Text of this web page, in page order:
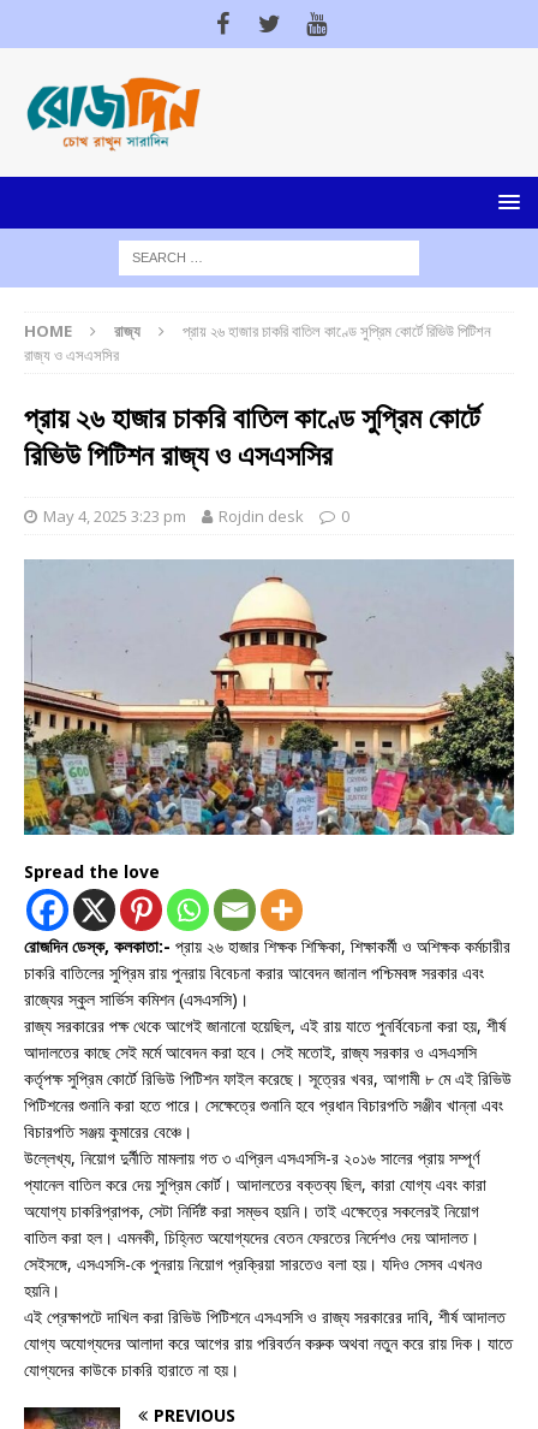
HOME রাজ্য
প্রায় ২৬ হাজার চাকরি বাতিল কাণ্ডে সুপ্রিম কোর্টে রিভিউ পিটিশন
রাজ্য ও এসএসসির
প্রায় ২৬ হাজার চাকরি বাতিল কাণ্ডে সুপ্রিম কোর্টে
রিভিউ পিটিশন রাজ্য ও এসএসসির
May 4, 2025 3:23 pm Rojdin desk 0
Spread the love
রোজদিন ডেস্ক, কলকাতা:- প্রায় ২৬ হাজার শিক্ষক শিক্ষিকা, শিক্ষাকর্মী ও অশিক্ষক কর্মচারীর
চাকরি বাতিলের সুপ্রিম রায় পুনরায় বিবেচনা করার আবেদন জানাল পশ্চিমবঙ্গ সরকার এবং
রাজ্যের স্কুল সার্ভিস কমিশন (এসএসসি)।
রাজ্য সরকারের পক্ষ থেকে আগেই জানানো হয়েছিল, এই রায় যাতে পুনর্বিবেচনা করা হয়, শীর্ষ
আদালতের কাছে সেই মর্মে আবেদন করা হবে। সেই মতোই, রাজ্য সরকার ও এসএসসি
কর্তৃপক্ষ সুপ্রিম কোর্টে রিভিউ পিটিশন ফাইল করেছে। সূত্রের খবর, আগামী ৮ মে এই রিভিউ
পিটিশনের শুনানি করা হতে পারে। সেক্ষেত্রে শুনানি হবে প্রধান বিচারপতি সঞ্জীব খান্না এবং
বিচারপতি সঞ্জয় কুমারের বেঞ্চে।
উল্লেখ্য, নিয়োগ দুর্নীতি মামলায় গত ৩ এপ্রিল এসএসসি-র ২০১৬ সালের প্রায় সম্পূর্ণ
প্যানেল বাতিল করে দেয় সুপ্রিম কোর্ট। আদালতের বক্তব্য ছিল, কারা যোগ্য এবং কারা
অযোগ্য চাকরিপ্রাপক, সেটা নির্দিষ্ট করা সম্ভব হয়নি। তাই এক্ষেত্রে সকলেরই নিয়োগ
বাতিল করা হল। এমনকী, চিহ্নিত অযোগ্যদের বেতন ফেরতের নির্দেশও দেয় আদালত।
সেইসঙ্গে, এসএসসি-কে পুনরায় নিয়োগ প্রক্রিয়া সারতেও বলা হয়। যদিও সেসব এখনও
হয়নি।
এই প্রেক্ষাপটে দাখিল করা রিভিউ পিটিশনে এসএসসি ও রাজ্য সরকারের দাবি, শীর্ষ আদালত
যোগ্য অযোগ্যদের আলাদা করে আগের রায় পরিবর্তন করুক অথবা নতুন করে রায় দিক। যাতে
যোগ্যদের কাউকে চাকরি হারাতে না হয়।
PREVIOUS